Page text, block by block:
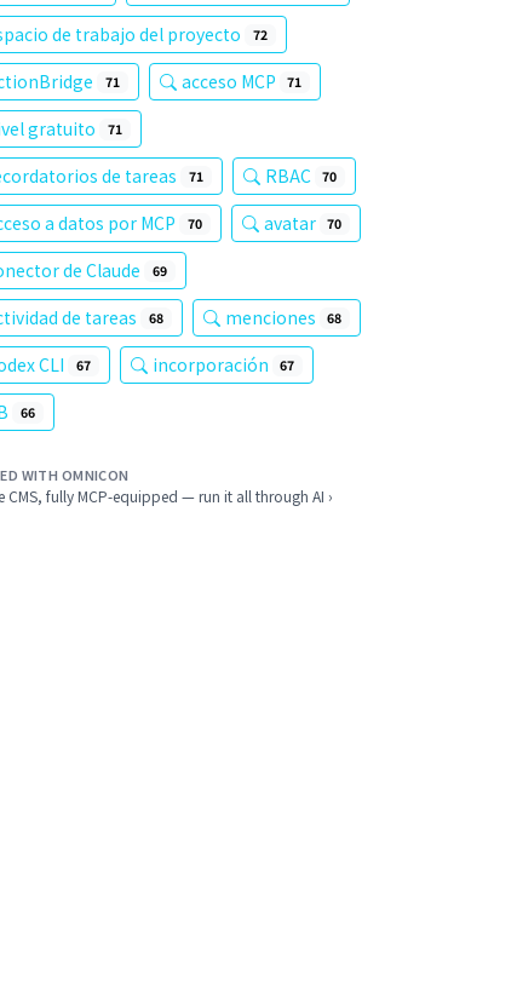
de trabajo del proyecto 72
71 acceso MCP 71
gratuito 71
de tareas 71 RBAC 70
a datos por MCP 70 avatar 70
de Claude 69
de tareas 68 menciones 68
CLI 67 incorporación 67
66
WITH OMNICON
CMS, fully MCP-equipped — run it all through AI ›